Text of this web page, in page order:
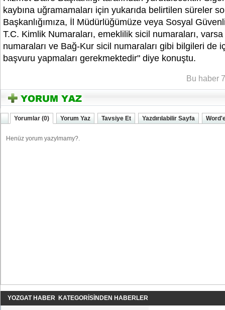
kaybına uğramamaları için yukarıda belirtilen süreler
Başkanlığımıza, İl Müdürlüğümüze veya Sosyal
T.C. Kimlik Numaraları, emeklilik sicil numaraları,
numaraları ve Bağ-Kur sicil numaraları gibi bilgileri de
başvuru yapmaları gerekmektedir" diye konuştu.
Bu haber
Yorumlar (0) Yorum Yaz Tavsiye Et Yazdırılabilir Sayfa
YOZGAT HABER KATEGORİSİNDEN HABERLER